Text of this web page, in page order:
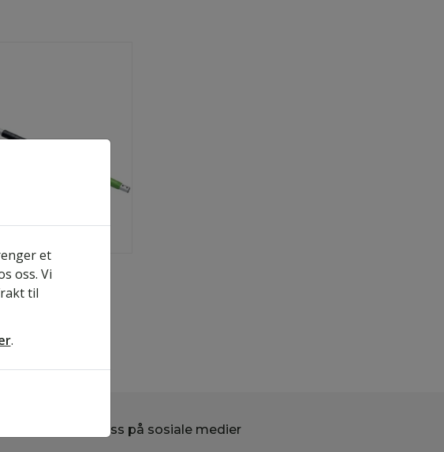
Følg oss på sosiale medier
et
oss. Vi
til
.